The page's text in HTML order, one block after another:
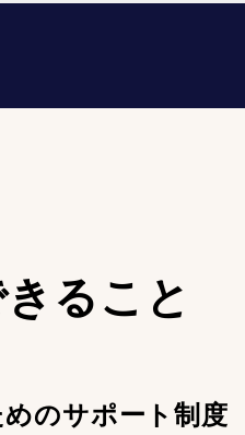
ること
のサポート制度